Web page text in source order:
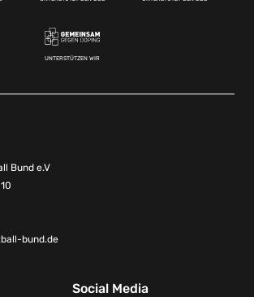
UNTERSTÜTZEN WIR
Bund e.V
bund.de
Social Media